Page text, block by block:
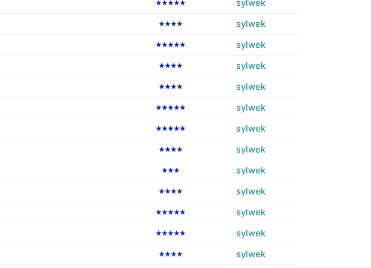
★★★★★ sylwek
★★★★ sylwek
★★★★★ sylwek
★★★★ sylwek
★★★★ sylwek
★★★★★ sylwek
★★★★★ sylwek
★★★★ sylwek
★★★ sylwek
★★★★ sylwek
★★★★★ sylwek
★★★★★ sylwek
★★★★ sylwek